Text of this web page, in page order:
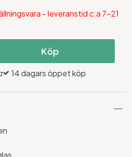
- leveranstid c:a 7-21
Köp
14 dagars öppet köp